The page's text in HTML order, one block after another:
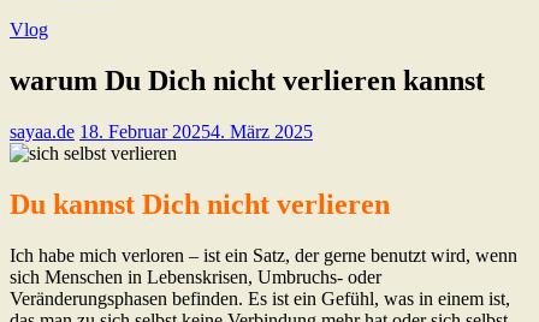
Vlog
warum Du Dich nicht verlieren kannst
sayaa.de 18. Februar 20254. März 2025
Du kannst Dich nicht verlieren
Ich habe mich verloren – ist ein Satz, der gerne benutzt wird, wenn
sich Menschen in Lebenskrisen, Umbruchs- oder
Veränderungsphasen befinden. Es ist ein Gefühl, was in einem ist,